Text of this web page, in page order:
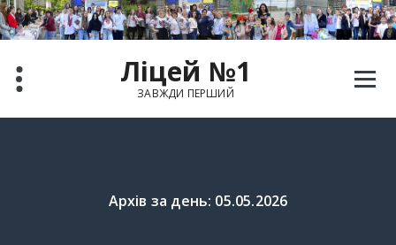
Перейти
до
вмісту
Ліцей №1
ЗАВЖДИ ПЕРШИЙ
Архів за день: 05.05.2026